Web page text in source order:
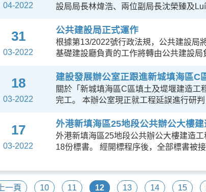
04-2022
設局局長林煒浩、兩位副局長沈榮臻及
31
03-2022
公共建設局正式運作
根據第13/2022號行政法規，公共建設局
基礎建設廳負責的工作將轉由公共建設
18
03-2022
建設發展辦公室正跟進新城填海區C
關於「新城填海區C區填土及堤堰建造
完工。 本辦公室現正就工程延誤進行研
17
03-2022
外港新填海區25地段公共辦公大樓
外港新填海區25地段公共辦公大樓建造
18份標書。 經開標程序後，全部標書被
上一頁 10 11 12 13 14 15